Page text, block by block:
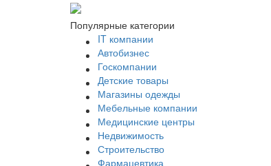
Популярные категории
IT компании
Автобизнес
Госкомпании
Детские товары
Магазины одежды
Мебельные компании
Медицинские центры
Недвижимость
Строительство
Фармацевтика